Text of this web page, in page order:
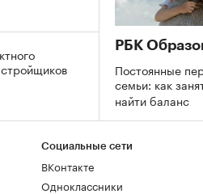
РБК
Постоянные
семьи: как
найти баланс
Социальные сети
ВКонтакте
Одноклассники